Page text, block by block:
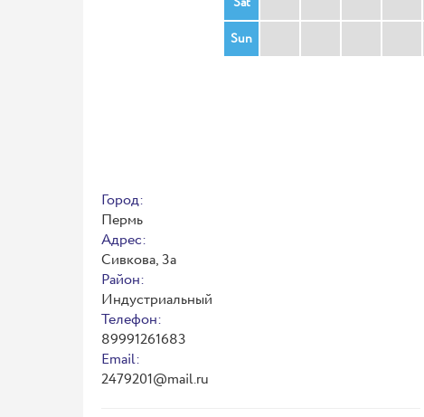
Sun
Город:
Пермь
Адрес:
Сивкова, 3а
Район:
Индустриальный
Телефон:
89991261683
Email:
2479201@mail.ru